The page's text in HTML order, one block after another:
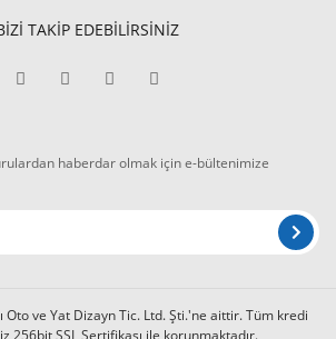
TAKİP EDEBİLİRSİNİZ
haberdar olmak için e-bültenimize
Oto ve Yat Dizayn Tic. Ltd. Şti.'ne aittir. Tüm kredi
256bit SSL Sertifikası ile korunmaktadır.